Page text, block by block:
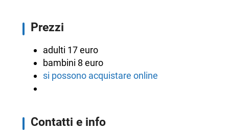
Prezzi
adulti 17 euro
bambini 8 euro
si possono acquistare online
Contatti e info